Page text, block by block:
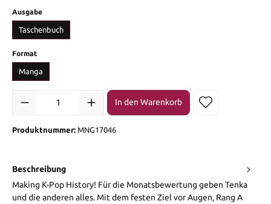
Ausgabeauswählen
Taschenbuch
Formatauswählen
Manga
Produkt Anzahl: Gib den gewünschten Wert ein oder benutze die
In den Warenkorb
Produktnummer: MNG17046
Beschreibung
Making K-Pop History! Für die Monatsbewertung geben Tenka
und die anderen alles. Mit dem festen Ziel vor Augen, Rang A